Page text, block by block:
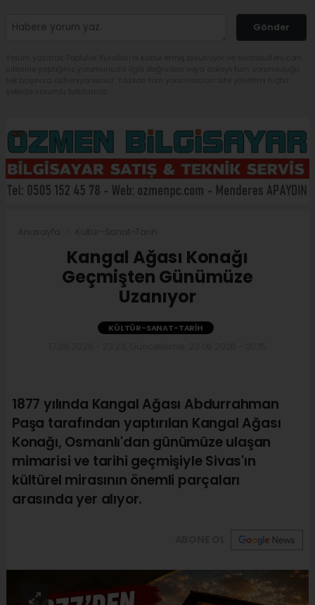
Gönder
Kangal Ağası Konağı
Geçmişten Günümüze
Uzanıyor
KÜLTÜR-SANAT-TARIH
1877 yılında Kangal Ağası Abdurrahman
Paşa tarafından yaptırılan Kangal Ağası
Konağı, Osmanlı'dan günümüze ulaşan
mimarisi ve tarihi geçmişiyle Sivas'ın
kültürel mirasının önemli parçaları
arasında yer alıyor.